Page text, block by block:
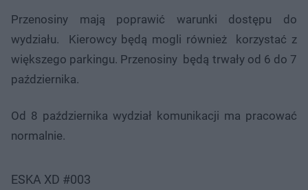
Przenosiny mają poprawić warunki dostępu do
wydziału. Kierowcy będą mogli również korzystać z
większego parkingu. Przenosiny będą trwały od 6 do 7
października.
Od 8 października wydział komunikacji ma pracować
normalnie.
ESKA XD #003